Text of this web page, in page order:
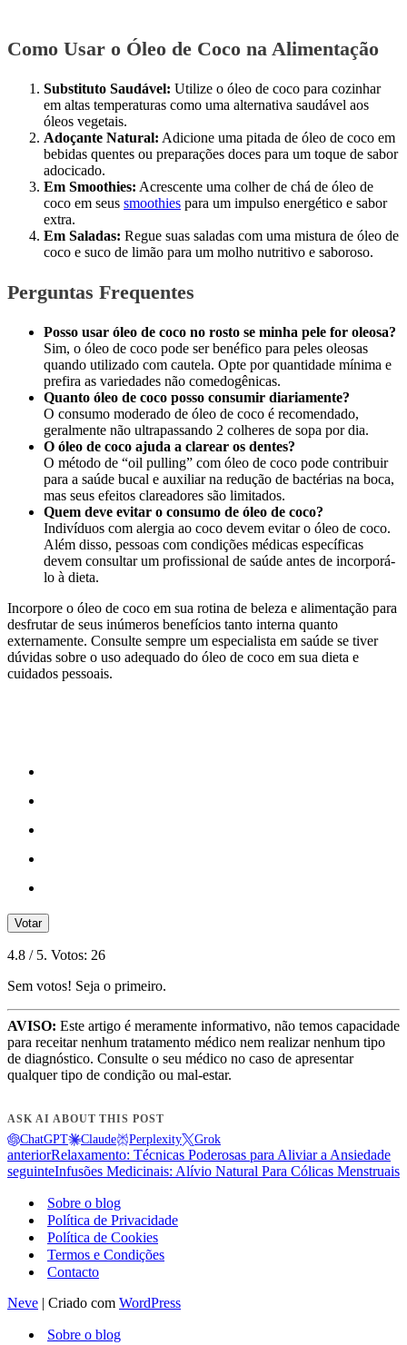
Como Usar o Óleo de Coco na Alimentação
Substituto Saudável: Utilize o óleo de coco para cozinhar
em altas temperaturas como uma alternativa saudável aos
óleos vegetais.
Adoçante Natural: Adicione uma pitada de óleo de coco em
bebidas quentes ou preparações doces para um toque de sabor
adocicado.
Em Smoothies: Acrescente uma colher de chá de óleo de
coco em seus smoothies para um impulso energético e sabor
extra.
Em Saladas: Regue suas saladas com uma mistura de óleo de
coco e suco de limão para um molho nutritivo e saboroso.
Perguntas Frequentes
Posso usar óleo de coco no rosto se minha pele for oleosa?
Sim, o óleo de coco pode ser benéfico para peles oleosas
quando utilizado com cautela. Opte por quantidade mínima e
prefira as variedades não comedogênicas.
Quanto óleo de coco posso consumir diariamente?
O consumo moderado de óleo de coco é recomendado,
geralmente não ultrapassando 2 colheres de sopa por dia.
O óleo de coco ajuda a clarear os dentes?
O método de “oil pulling” com óleo de coco pode contribuir
para a saúde bucal e auxiliar na redução de bactérias na boca,
mas seus efeitos clareadores são limitados.
Quem deve evitar o consumo de óleo de coco?
Indivíduos com alergia ao coco devem evitar o óleo de coco.
Além disso, pessoas com condições médicas específicas
devem consultar um profissional de saúde antes de incorporá-
lo à dieta.
Incorpore o óleo de coco em sua rotina de beleza e alimentação para
desfrutar de seus inúmeros benefícios tanto interna quanto
externamente. Consulte sempre um especialista em saúde se tiver
dúvidas sobre o uso adequado do óleo de coco em sua dieta e
cuidados pessoais.
Votar
4.8 / 5. Votos: 26
Sem votos! Seja o primeiro.
AVISO: Este artigo é meramente informativo, não temos capacidade
para receitar nenhum tratamento médico nem realizar nenhum tipo
de diagnóstico. Consulte o seu médico no caso de apresentar
qualquer tipo de condição ou mal-estar.
ASK AI ABOUT THIS POST
ChatGPT Claude Perplexity Grok
anteriorRelaxamento: Técnicas Poderosas para Aliviar a Ansiedade
seguinteInfusões Medicinais: Alívio Natural Para Cólicas Menstruais
Sobre o blog
Política de Privacidade
Política de Cookies
Termos e Condições
Contacto
Neve | Criado com WordPress
Sobre o blog